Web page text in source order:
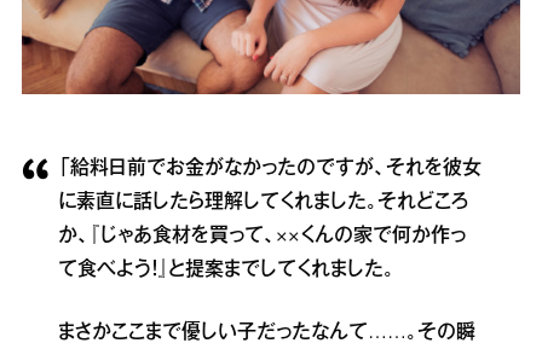
「給料日前でお金がなかったのですが、それを彼女
に素直に話したら理解してくれました。それどころ
か、『じゃあ食材を買って、××くんの家で何か作っ
て食べよう！』と提案までしてくれました。
まさかここまで優しい子だったなんて……。その瞬